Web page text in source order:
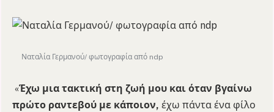
Ναταλία Γερμανού/ φωτογραφία από ndp
«Έχω μια τακτική στη ζωή μου και όταν βγαίνω
πρώτο ραντεβού με κάποιον, έχω πάντα ένα φίλο